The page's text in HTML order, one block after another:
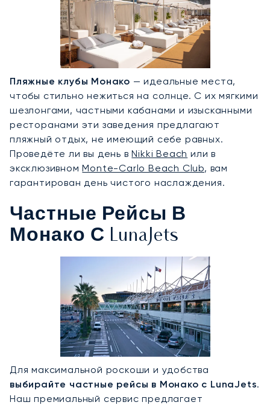
Пляжные клубы Монако — идеальные места,
чтобы стильно нежиться на солнце. С их мягкими
шезлонгами, частными кабанами и изысканными
ресторанами эти заведения предлагают
пляжный отдых, не имеющий себе равных.
Проведёте ли вы день вNikki Beach или в
эксклюзивномMonte-Carlo Beach Club, вам
гарантирован день чистого наслаждения.
Частные Рейсы В
Монако С LunaJets
Для максимальной роскоши и удобства
выбирайте частные рейсы в Монако с LunaJets.
Наш премиальный сервис предлагает